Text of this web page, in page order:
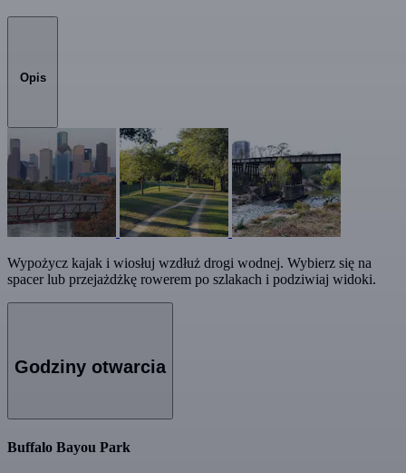
Opis
Wypożycz kajak i wiosłuj wzdłuż drogi wodnej. Wybierz się na
spacer lub przejażdżkę rowerem po szlakach i podziwiaj widoki.
Godziny otwarcia
Buffalo Bayou Park